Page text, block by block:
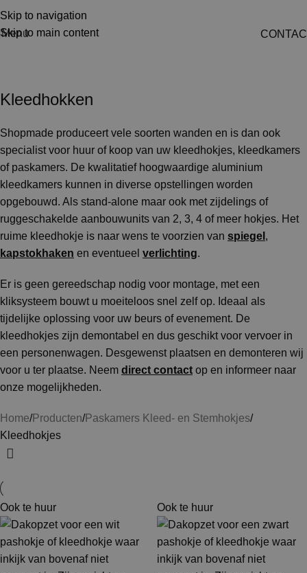
Skip to navigation
Skip to main content
Menu
Kleedhokken
Shopmade produceert vele soorten wanden en is dan ook
specialist voor huur of koop van uw kleedhokjes, kleedkamers
of paskamers. De kwalitatief hoogwaardige aluminium
kleedkamers kunnen in diverse opstellingen worden
opgebouwd. Als stand-alone maar ook met zijdelings of
ruggeschakelde aanbouwunits van 2, 3, 4 of meer hokjes. Het
ruime kleedhokje is naar wens te voorzien van spiegel ,
kapstokhaken en eventueel verlichting.
Er is geen gereedschap nodig voor montage, met een
kliksysteem bouwt u moeiteloos snel zelf op. Ideaal als
tijdelijke oplossing voor uw beurs of evenement. De
kleedhokjes zijn demontabel en dus geschikt voor vervoer in
een personenwagen. Desgewenst plaatsen en demonteren wij
voor u ter plaatse. Neem direct contact op en informeer naar
onze mogelijkheden.
Home Producten Paskamers Kleed- en Stemhokjes
Kleedhokjes
Ook te huur Ook te huur